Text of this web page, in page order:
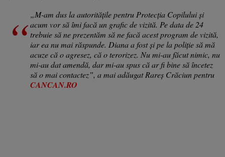
„M-am dus la autoritățile pentru Protecția Copilului și
acum vor să îmi facă un grafic de vizită. Pe data de 24
trebuie să ne prezentăm să ne facă acest program de vizită,
iar ea nu mai răspunde. Diana a fost și pe la poliție să mă
acuze că o agresez, că o terorizez. Nu mi-au făcut nimic, nu
mi-au dat amendă, dar mi-au spus că ar fi bine să încetez
să o mai contactez”, a mai adăugat Rareș Crăciun pentru
CANCAN.RO